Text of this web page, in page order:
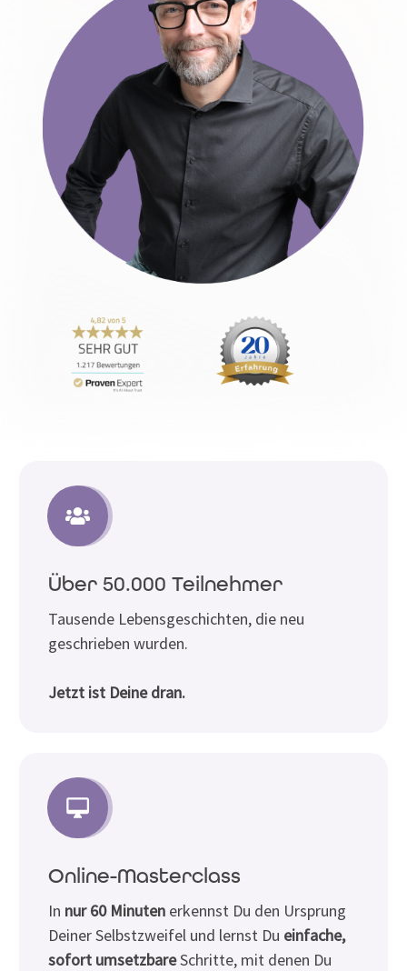
Über 50.000 Teilnehmer
Tausende Lebensgeschichten, die neu
geschrieben wurden.
Jetzt ist Deine dran.
Online-Masterclass
In nur 60 Minuten erkennst Du den Ursprung
Deiner Selbstzweifel und lernst Du einfache,
sofort umsetzbareSchritte, mit denen Du